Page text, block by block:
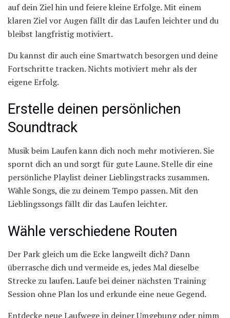
auf dein Ziel hin und feiere kleine Erfolge. Mit einem
klaren Ziel vor Augen fällt dir das Laufen leichter und du
bleibst langfristig motiviert.
Du kannst dir auch eine Smartwatch besorgen und deine
Fortschritte tracken. Nichts motiviert mehr als der
eigene Erfolg.
Erstelle deinen persönlichen
Soundtrack
Musik beim Laufen kann dich noch mehr motivieren. Sie
spornt dich an und sorgt für gute Laune. Stelle dir eine
persönliche Playlist deiner Lieblingstracks zusammen.
Wähle Songs, die zu deinem Tempo passen. Mit den
Lieblingssongs fällt dir das Laufen leichter.
Wähle verschiedene Routen
Der Park gleich um die Ecke langweilt dich? Dann
überrasche dich und vermeide es, jedes Mal dieselbe
Strecke zu laufen. Laufe bei deiner nächsten Training
Session ohne Plan los und erkunde eine neue Gegend.
Entdecke neue Laufwege in deiner Umgebung oder nimm